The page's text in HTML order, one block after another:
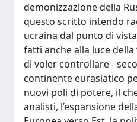
demonizzazione della
questo scritto intendo
ucraina dal punto di
fatti anche alla luce
di voler controllare -
continente eurasiatico
nuovi poli di potere, il
analisti, l’espansione